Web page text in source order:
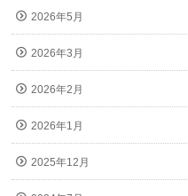
2026年5月
2026年3月
2026年2月
2026年1月
2025年12月